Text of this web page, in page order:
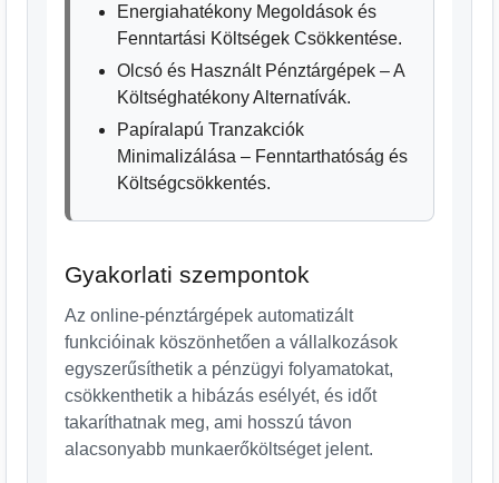
Energiahatékony Megoldások és
Fenntartási Költségek Csökkentése.
Olcsó és Használt Pénztárgépek – A
Költséghatékony Alternatívák.
Papíralapú Tranzakciók
Minimalizálása – Fenntarthatóság és
Költségcsökkentés.
Gyakorlati szempontok
Az online-pénztárgépek automatizált
funkcióinak köszönhetően a vállalkozások
egyszerűsíthetik a pénzügyi folyamatokat,
csökkenthetik a hibázás esélyét, és időt
takaríthatnak meg, ami hosszú távon
alacsonyabb munkaerőköltséget jelent.